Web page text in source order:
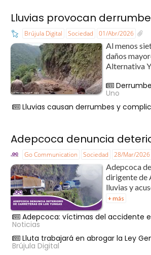
Lluvias provocan
Brújula Digital Sociedad 01/Abr/2026
Al menos
daños
Alternativa
Uno
Lluvias causan derrumbes y
Adepcoca denuncia
Go Communication Sociedad 28/Mar/2026
Adepcoca
dirigente de
lluvias y
+ más
Adepcoca: víctimas del accidente
Noticias
Lluta trabajará en abrogar la Ley
Brújula Digital